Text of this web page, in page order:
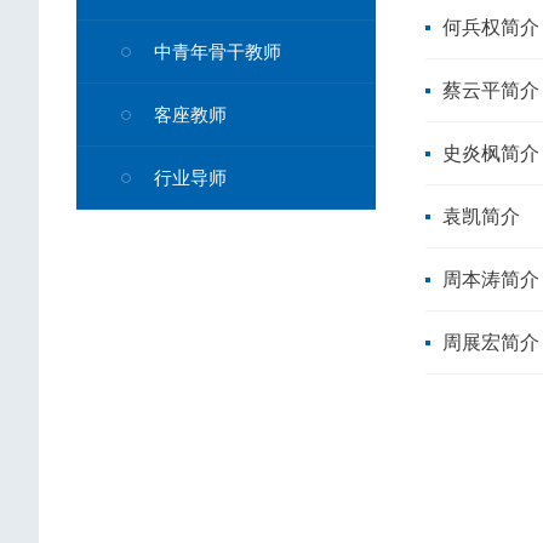
中青年骨干教师
客座教师
行业导师
何兵权简介
蔡云平简介
史炎枫简介
袁凯简介
周本涛简介
周展宏简介